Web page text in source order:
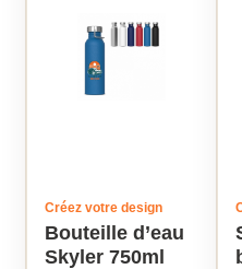
Créez votre design
Bouteille d’eau
Skyler 750ml